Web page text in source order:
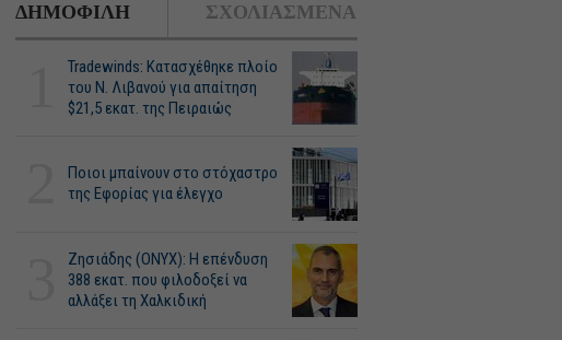
ΔΗΜΟΦΙΛΗ ΣΧΟΛΙΑΣΜΕΝΑ
Tradewinds: Κατασχέθηκε πλοίο
του Ν. Λιβανού για απαίτηση
$21,5 εκατ. της Πειραιώς
Ποιοι μπαίνουν στο στόχαστρο
της Εφορίας για έλεγχο
Ζησιάδης (ONYX): Η επένδυση
388 εκατ. που φιλοδοξεί να
αλλάξει τη Χαλκιδική